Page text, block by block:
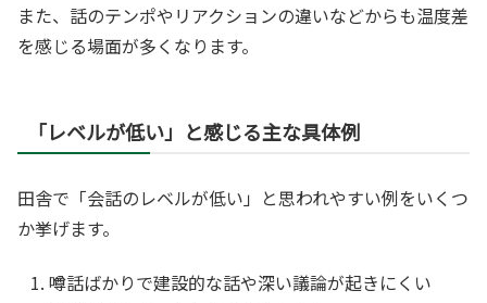
また、話のテンポやリアクションの違いなどからも温度差
を感じる場面が多くなります。
「レベルが低い」と感じる主な具体例
田舎で「会話のレベルが低い」と思われやすい例をいくつ
か挙げます。
噂話ばかりで建設的な話や深い議論が起きにくい